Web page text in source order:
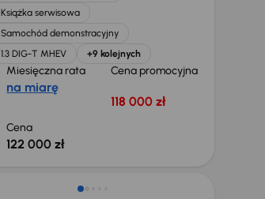
Książka serwisowa
Samochód demonstracyjny
1.3 DIG-T MHEV
+9 kolejnych
Miesięczna rata
na miarę
Cena promocyjna
118 000 zł
Cena
122 000 zł